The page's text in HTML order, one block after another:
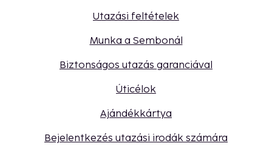
Utazási feltételek
Munka a Sembonál
Biztonságos utazás garanciával
Úticélok
Ajándékkártya
Bejelentkezés utazási irodák számára